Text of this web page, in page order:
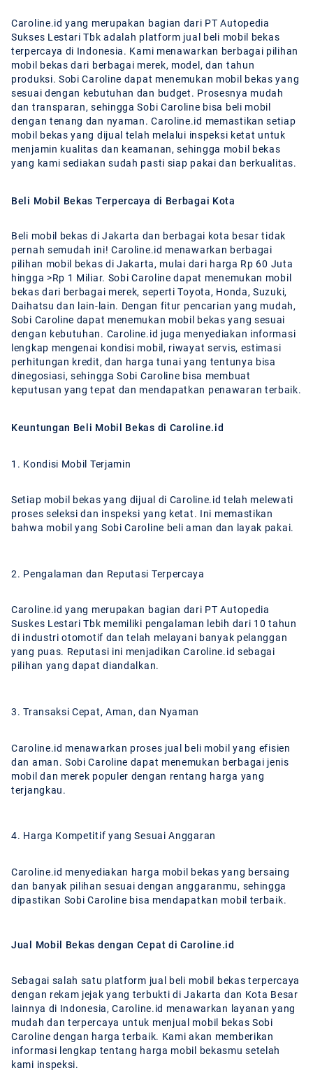
Caroline.id yang merupakan bagian dari PT Autopedia
Sukses Lestari Tbk adalah platform jual beli mobil bekas
terpercaya di Indonesia. Kami menawarkan berbagai pilihan
mobil bekas dari berbagai merek, model, dan tahun
produksi. Sobi Caroline dapat menemukan mobil bekas yang
sesuai dengan kebutuhan dan budget. Prosesnya mudah
dan transparan, sehingga Sobi Caroline bisa beli mobil
dengan tenang dan nyaman. Caroline.id memastikan setiap
mobil bekas yang dijual telah melalui inspeksi ketat untuk
menjamin kualitas dan keamanan, sehingga mobil bekas
yang kami sediakan sudah pasti siap pakai dan berkualitas.
Beli Mobil Bekas Terpercaya di Berbagai Kota
Beli mobil bekas di Jakarta dan berbagai kota besar tidak
pernah semudah ini! Caroline.id menawarkan berbagai
pilihan mobil bekas di Jakarta, mulai dari harga Rp 60 Juta
hingga >Rp 1 Miliar. Sobi Caroline dapat menemukan mobil
bekas dari berbagai merek, seperti Toyota, Honda, Suzuki,
Daihatsu dan lain-lain. Dengan fitur pencarian yang mudah,
Sobi Caroline dapat menemukan mobil bekas yang sesuai
dengan kebutuhan. Caroline.id juga menyediakan informasi
lengkap mengenai kondisi mobil, riwayat servis, estimasi
perhitungan kredit, dan harga tunai yang tentunya bisa
dinegosiasi, sehingga Sobi Caroline bisa membuat
keputusan yang tepat dan mendapatkan penawaran terbaik.
Keuntungan Beli Mobil Bekas di Caroline.id
1. Kondisi Mobil Terjamin
Setiap mobil bekas yang dijual di Caroline.id telah melewati
proses seleksi dan inspeksi yang ketat. Ini memastikan
bahwa mobil yang Sobi Caroline beli aman dan layak pakai.
2. Pengalaman dan Reputasi Terpercaya
Caroline.id yang merupakan bagian dari PT Autopedia
Suskes Lestari Tbk memiliki pengalaman lebih dari 10 tahun
di industri otomotif dan telah melayani banyak pelanggan
yang puas. Reputasi ini menjadikan Caroline.id sebagai
pilihan yang dapat diandalkan.
3. Transaksi Cepat, Aman, dan Nyaman
Caroline.id menawarkan proses jual beli mobil yang efisien
dan aman. Sobi Caroline dapat menemukan berbagai jenis
mobil dan merek populer dengan rentang harga yang
terjangkau.
4. Harga Kompetitif yang Sesuai Anggaran
Caroline.id menyediakan harga mobil bekas yang bersaing
dan banyak pilihan sesuai dengan anggaranmu, sehingga
dipastikan Sobi Caroline bisa mendapatkan mobil terbaik.
Jual Mobil Bekas dengan Cepat di Caroline.id
Sebagai salah satu platform jual beli mobil bekas terpercaya
dengan rekam jejak yang terbukti di Jakarta dan Kota Besar
lainnya di Indonesia, Caroline.id menawarkan layanan yang
mudah dan terpercaya untuk menjual mobil bekas Sobi
Caroline dengan harga terbaik. Kami akan memberikan
informasi lengkap tentang harga mobil bekasmu setelah
kami inspeksi.